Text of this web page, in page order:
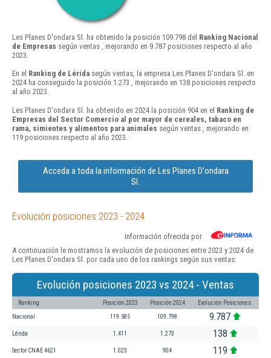
Les Planes D'ondara Sl. ha obtenido la posición 109.798 del Ranking Nacional
de Empresas según ventas , mejorando en 9.787 posiciones respecto al año
2023.
En el Ranking de Lérida según ventas, la empresa Les Planes D'ondara Sl. en
2024 ha conseguido la posición 1.273 , mejorando en 138 posiciones respecto
al año 2023.
Les Planes D'ondara Sl. ha obtenido en 2024 la posición 904 en el Ranking de
Empresas del Sector Comercio al por mayor de cereales, tabaco en
rama, simientes y alimentos para animales según ventas , mejorando en
119 posiciones respecto al año 2023.
Acceda a toda la información de Les Planes D'ondara
Sl.
Evolución posiciones 2023 - 2024
Información ofrecida por
A continuación le mostramos la evolución de posiciones entre 2023 y 2024 de
Les Planes D'ondara Sl. por cada uno de los rankings según sus ventas:
Evolución posiciones 2023 vs 2024 - Ventas
Ranking Posición 2023 Posición 2024 Evolución Posiciones
Nacional 119.585 109.798 9.787
Lérida 1.411 1.273 138
Sector CNAE 4621 1.023 904 119